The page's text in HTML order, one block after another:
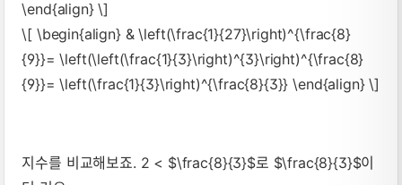
\end{align} \]
\[ \begin{align} & \left(\frac{1}{27}\right)^{\frac{8}
{9}}= \left(\left(\frac{1}{3}\right)^{3}\right)^{\frac{8}
{9}}= \left(\frac{1}{3}\right)^{\frac{8}{3}} \end{align} \]
지수를 비교해보죠. 2 < $\frac{8}{3}$로 $\frac{8}{3}$이